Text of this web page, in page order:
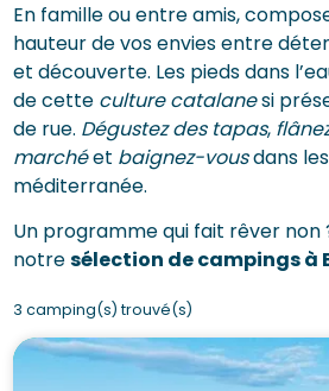
En famille ou entre amis,
hauteur de vos envies entre
et découverte. Les pieds dans
de cette culture catalanesi
de rue. Dégustez des tapas,
marchéet baignez-vousdans
méditerranée.
Un programme qui fait rêver non
notresélection de campings à
3 camping(s) trouvé(s)